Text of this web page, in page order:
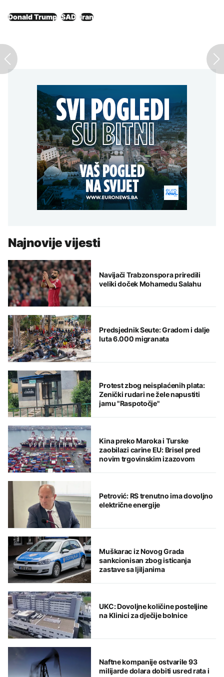
Donald Trump SAD Iran
Najnovije vijesti
Navijači Trabzonspora priredili
veliki doček Mohamedu Salahu
Predsjednik Seute: Gradom i dalje
luta 6.000 migranata
Protest zbog neisplaćenih plata:
Zenički rudari ne žele napustiti
jamu "Raspotočje"
Kina preko Maroka i Turske
zaobilazi carine EU: Brisel pred
novim trgovinskim izazovom
Petrović: RS trenutno ima dovoljno
električne energije
Muškarac iz Novog Grada
sankcionisan zbog isticanja
zastave sa ljiljanima
UKC: Dovoljne količine posteljine
na Klinici za dječije bolnice
Naftne kompanije ostvarile 93
milijarde dolara dobiti usred rata i